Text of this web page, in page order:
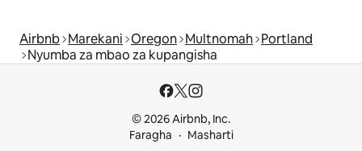
Airbnb Marekani Oregon Multnomah Portland
Nyumba za mbao za kupangisha
© 2026 Airbnb, Inc.
Faragha
Masharti